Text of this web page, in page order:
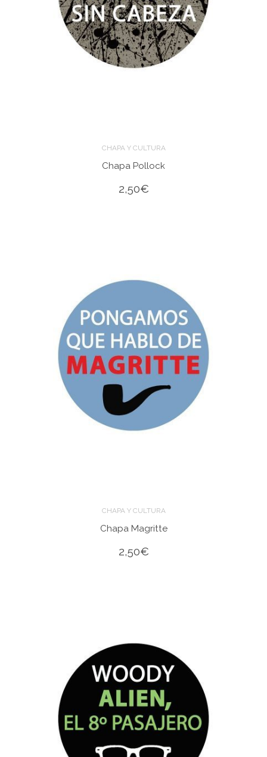
CHAPA Y CULTURA
Chapa Pollock
2,50€
CHAPA Y CULTURA
Chapa Magritte
2,50€